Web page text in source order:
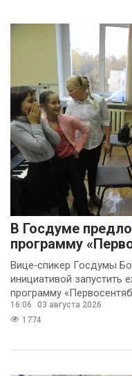
В Госдуме
программу
Вице‑спикер Госдумы
инициативой
программу
предполагает
16:06
03 августа 2026
1774